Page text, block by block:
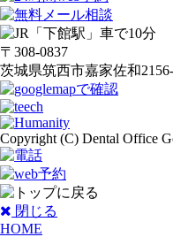
〒308-0837
茨城県筑西市嘉家佐和
Copyright (C) Dental Office
閉じる
HOME